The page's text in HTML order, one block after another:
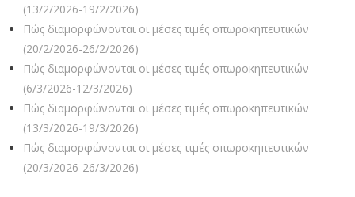
(13/2/2026-19/2/2026)
Πώς διαμορφώνονται οι μέσες τιμές οπωροκηπευτικών
(20/2/2026-26/2/2026)
Πώς διαμορφώνονται οι μέσες τιμές οπωροκηπευτικών
(6/3/2026-12/3/2026)
Πώς διαμορφώνονται οι μέσες τιμές οπωροκηπευτικών
(13/3/2026-19/3/2026)
Πώς διαμορφώνονται οι μέσες τιμές οπωροκηπευτικών
(20/3/2026-26/3/2026)